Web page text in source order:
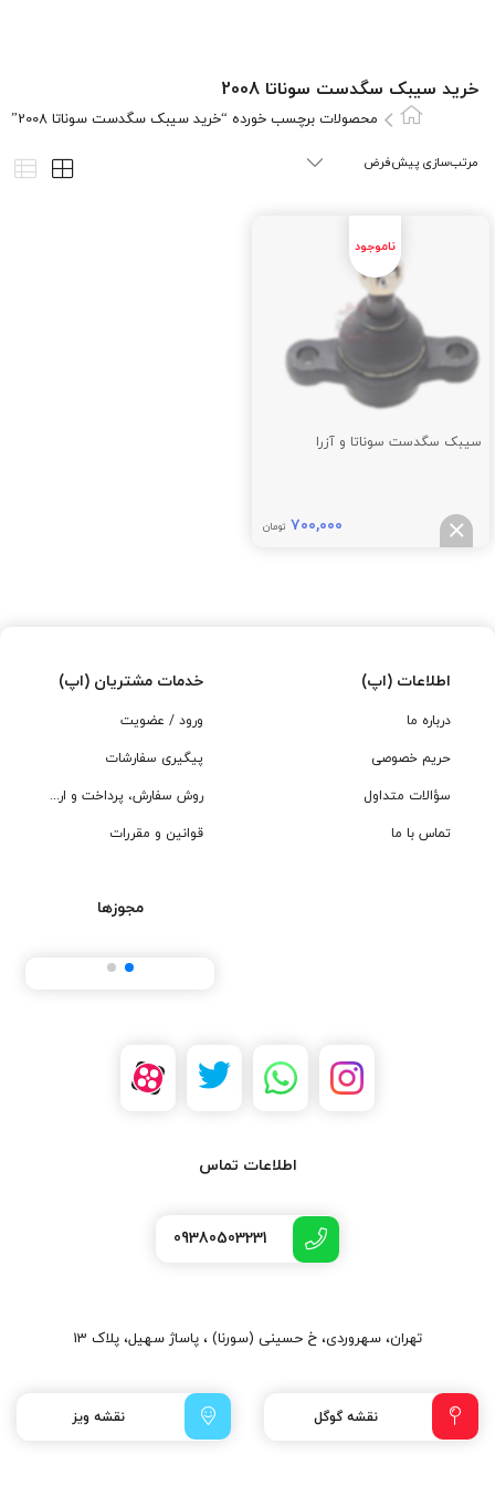
خرید سیبک سگدست سوناتا 2008
محصولات برچسب خورده “خرید سیبک سگدست سوناتا 2008”
سیبک سگدست سوناتا و آزرا
۷۰۰,۰۰۰ تومان
اطلاعات (اپ)
درباره ما
حریم خصوصی
سؤالات متداول
تماس با ما
خدمات مشتریان (اپ)
ورود / عضویت
پیگیری سفارشات
روش سفارش، پرداخت و ارسال
قوانین و مقررات
مجوزها
اطلاعات تماس
09380503231
تهران، سهروردی، خ حسینی (سورنا) ، پاساژ سهیل، پلاک 13
نقشه گوگل نقشه ویز